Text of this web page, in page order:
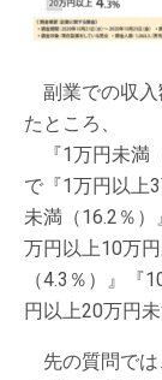
副業での収入
たところ、
『1万円未満
で『1万円以上
未満（16.2％
万円以上10万
（4.3％）』『
円以上20万円
先の質問では